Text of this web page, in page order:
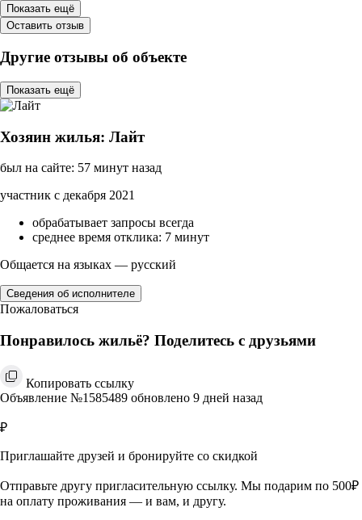
Показать ещё
Оставить отзыв
Другие отзывы об объекте
Показать ещё
Хозяин жилья: Лайт
был на сайте: 57 минут назад
участник с декабря 2021
обрабатывает запросы всегда
среднее время отклика: 7 минут
Общается на языках — русский
Сведения об исполнителе
Пожаловаться
Понравилось жильё? Поделитесь с друзьями
Копировать ссылку
Объявление №1585489 обновлено 9 дней назад
₽
Приглашайте друзей и бронируйте со скидкой
Отправьте другу пригласительную ссылку. Мы подарим по 500₽
на оплату проживания — и вам, и другу.